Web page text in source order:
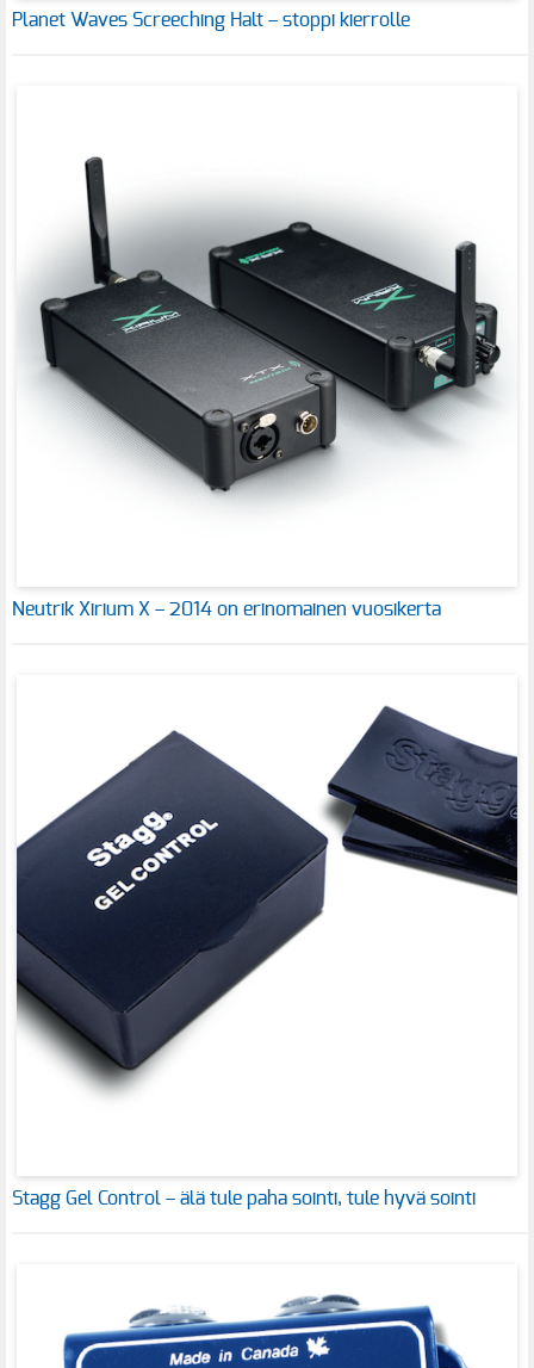
Planet Waves Screeching Halt – stoppi kierrolle
Neutrik Xirium X – 2014 on erinomainen vuosikerta
Stagg Gel Control – älä tule paha sointi, tule hyvä sointi